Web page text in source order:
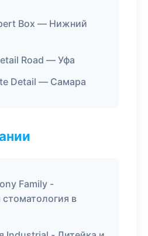
Box — Нижний
Road — Уфа
Detail — Самара
Family -
в